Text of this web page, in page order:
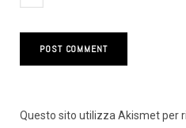
Questo sito utilizza Akismet per